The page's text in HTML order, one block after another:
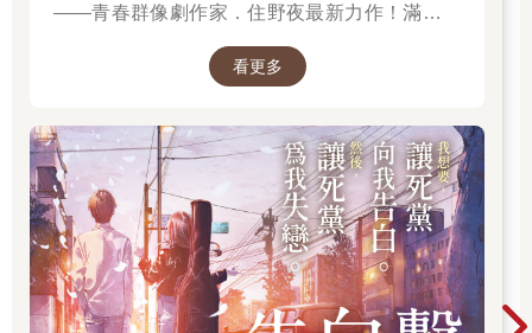
便是背影也可能洩漏某些思緒。他工作的地點就在一公里外的真
上。對此，他感到某種模糊的厭惡──這裡是倫敦，一號航空起降
區轄內第一大城，在大洋國所有行政區當中人口數量排行第三。
樣。那些伴隨著十九世紀頹圮房屋構成的景象，如粗大木材支撐
的側牆、厚紙板補釘的窗戶、鐵皮浪板鋪蓋的屋頂，以及東倒西
歪的花園圍籬等等，是否打從一開始便是如此？還有那些飄浮在
空氣中的石灰粉塵、瓦礫堆間到處冒出柳草的轟炸地點舊址，以
及遭到炸彈夷平的大面積空地上，那些雨後春筍般冒出的雞舍式
骯髒木造集合住宅呢？結果只是徒費精神，他什麼事也沒想起來
──除了一些浮光掠影，那些個背景空白、毫無意義的畫面，他的
童年不曾留下任何痕跡。至於真理部（「新語」稱之為「真
——青春群像劇作家．住野夜最新力作！滿是錯
「重啟」小說！我想要，讓死黨向我告白。然
看更多